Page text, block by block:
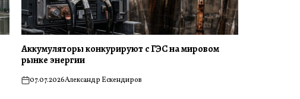
Аккумуляторы конкурируют с ГЭС на мировом
рынке энергии
on07.07.2026Александр Ескендиров